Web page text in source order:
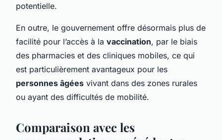
potentielle.
En outre, le gouvernement offre désormais plus de
facilité pour l’accès à la vaccination, par le biais
des pharmacies et des cliniques mobiles, ce qui
est particulièrement avantageux pour les
personnes âgées vivant dans des zones rurales
ou ayant des difficultés de mobilité.
Comparaison avec les